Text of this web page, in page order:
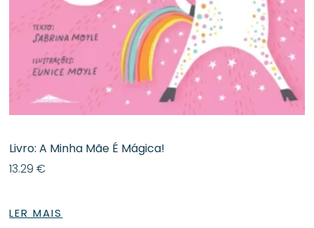
Livro: A Minha Mãe É Mágica!
13.29€
LER MAIS